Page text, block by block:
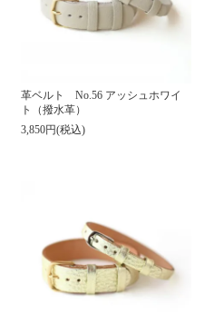
革ベルト No.56 アッシュホワイ
ト（撥水革）
3,850円(税込)